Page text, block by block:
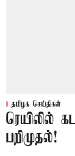
தமிழக செய்திகள்
ரெயிலில்
பறிமுதல்!